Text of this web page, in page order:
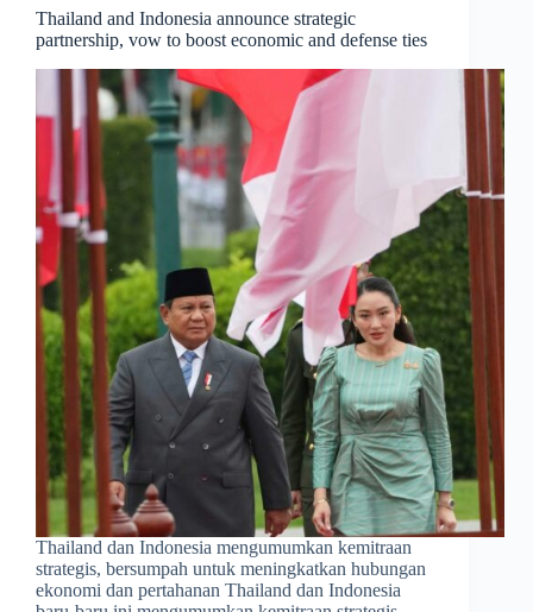
Thailand and Indonesia announce strategic
partnership, vow to boost economic and defense ties
Thailand dan Indonesia mengumumkan kemitraan
strategis, bersumpah untuk meningkatkan hubungan
ekonomi dan pertahanan Thailand dan Indonesia